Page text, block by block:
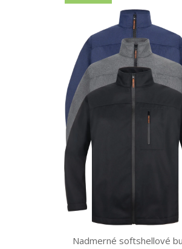
Nadmerné softshellové